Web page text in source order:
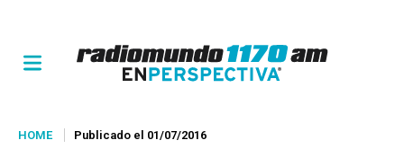
HOME Publicado el 01/07/2016